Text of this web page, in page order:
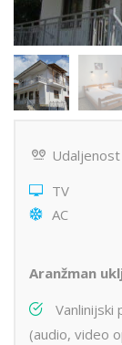
TV
AC
Aranžman
Vanlinijski
(audio, video